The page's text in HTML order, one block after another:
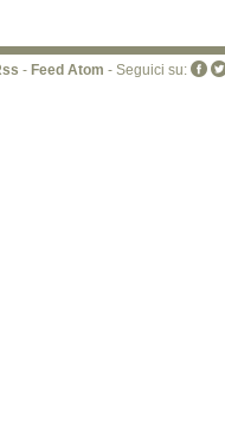
- Feed Atom - Seguici su: